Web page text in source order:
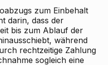
zum Einbehalt
darin, dass der
bis zum Ablauf der
während
rechtzeitige Zahlung
sogleich eine